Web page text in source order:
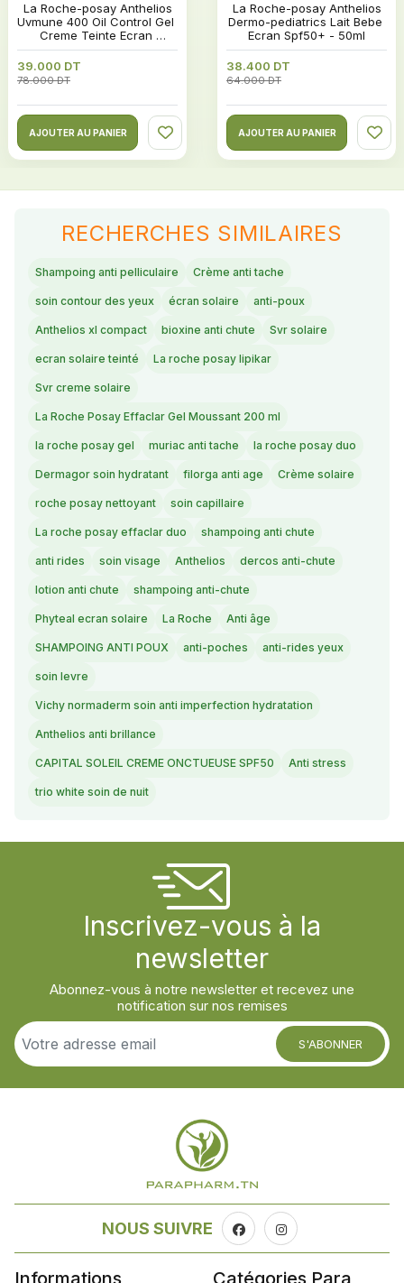
La Roche-posay Anthelios
Uvmune 400 Oil Control Gel
Creme Teinte Ecran
Spf50+ 50ml
39.000 DT
78.000 DT
AJOUTER AU PANIER
La Roche-posay Anthelios
Dermo-pediatrics Lait Bebe
Ecran Spf50+ - 50ml
38.400 DT
64.000 DT
AJOUTER AU PANIER
RECHERCHES SIMILAIRES
Shampoing anti pelliculaire Crème anti tache
soin contour des yeux écran solaire anti-poux
Anthelios xl compact bioxine anti chute Svr solaire
ecran solaire teinté La roche posay lipikar
Svr creme solaire
La Roche Posay Effaclar Gel Moussant 200 ml
la roche posay gel muriac anti tache la roche posay duo
Dermagor soin hydratant filorga anti age Crème solaire
roche posay nettoyant soin capillaire
La roche posay effaclar duo shampoing anti chute
anti rides soin visage Anthelios dercos anti-chute
lotion anti chute shampoing anti-chute
Phyteal ecran solaire La Roche Anti âge
SHAMPOING ANTI POUX anti-poches anti-rides yeux
soin levre
Vichy normaderm soin anti imperfection hydratation
Anthelios anti brillance
CAPITAL SOLEIL CREME ONCTUEUSE SPF50 Anti stress
trio white soin de nuit
Inscrivez-vous à la
newsletter
Abonnez-vous à notre newsletter et recevez une
notification sur nos remises
S'ABONNER
NOUS SUIVRE